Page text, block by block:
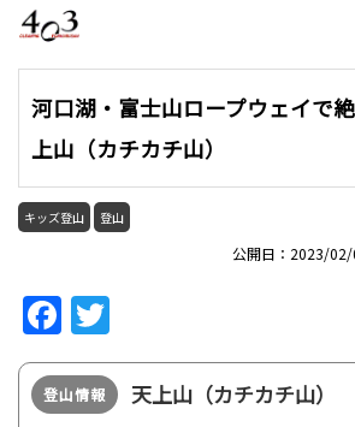
河口湖・富士山ロープウェイで
上山（カチカチ山）
キッズ登山 登山
公開日：2023/
Facebook
登山情報 天上山（カチカチ山）